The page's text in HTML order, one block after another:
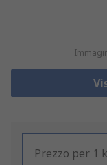
Prezzo per 1